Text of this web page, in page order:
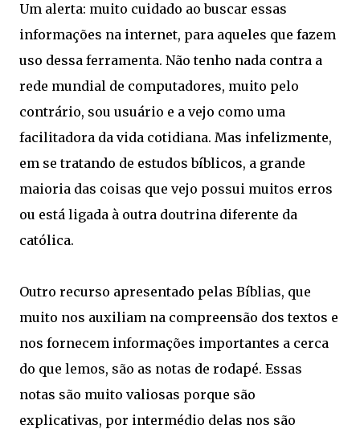
Um alerta: muito cuidado ao buscar essas
informações na internet, para aqueles que fazem
uso dessa ferramenta. Não tenho nada contra a
rede mundial de computadores, muito pelo
contrário, sou usuário e a vejo como uma
facilitadora da vida cotidiana. Mas infelizmente,
em se tratando de estudos bíblicos, a grande
maioria das coisas que vejo possui muitos erros
ou está ligada à outra doutrina diferente da
católica.
Outro recurso apresentado pelas Bíblias, que
muito nos auxiliam na compreensão dos textos e
nos fornecem informações importantes a cerca
do que lemos, são as notas de rodapé. Essas
notas são muito valiosas porque são
explicativas, por intermédio delas nos são